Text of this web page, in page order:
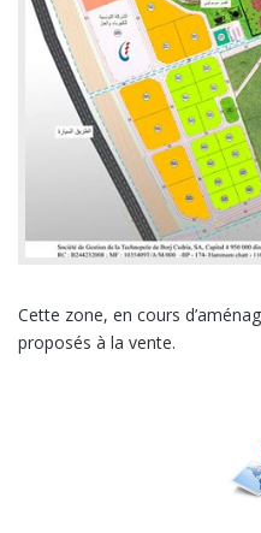
Cette zone, en cours
proposés à la vente.